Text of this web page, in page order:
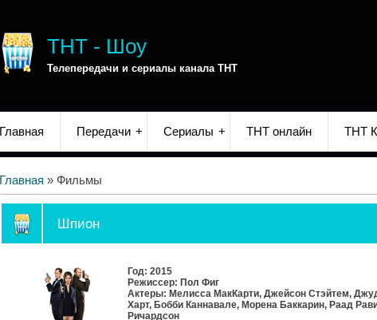
ТНТ - Шоу
Телепередачи и сериалы канала ТНТ
Главная Передачи Сериалы ТНТ онлайн ТНТ
Главная » Фильмы
Шпион
Год: 2015
Режиссер: Пол Фиг
Актеры: Мелисса МакКарти, Джейсон Стэйтем,
Харт, Бобби Каннавале, Морена Баккарин, Раад
Ричардсон